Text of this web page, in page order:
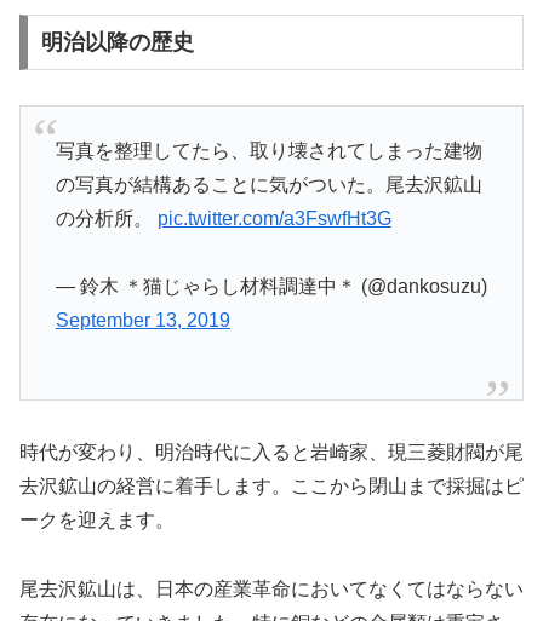
明治以降の歴史
写真を整理してたら、取り壊されてしまった建物
の写真が結構あることに気がついた。尾去沢鉱山
の分析所。 pic.twitter.com/a3FswfHt3G
— 鈴木 ＊猫じゃらし材料調達中＊ (@dankosuzu)
September 13, 2019
時代が変わり、明治時代に入ると岩崎家、現三菱財閥が尾
去沢鉱山の経営に着手します。ここから閉山まで採掘はピ
ークを迎えます。
尾去沢鉱山は、日本の産業革命においてなくてはならない